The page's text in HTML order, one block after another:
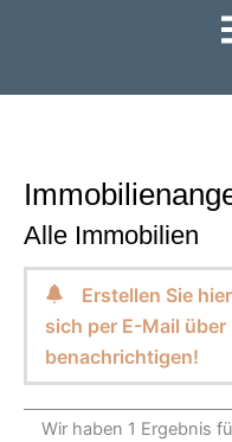
Alle Immobilien
Erstellen Sie
sich per E-Mail
benachrichtigen!
Wir haben 1 Ergebnis